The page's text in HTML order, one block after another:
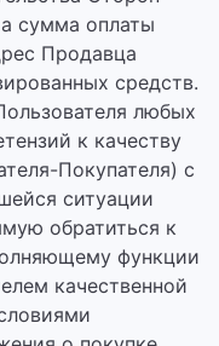
сумма оплаты
Продавца
средств.
любых
к качеству
Покупателя) с
ситуации
обратиться к
функции
качественной